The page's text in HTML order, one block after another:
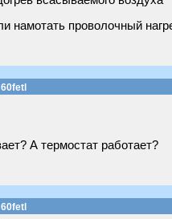
намотать проволочный
А термостат работает?